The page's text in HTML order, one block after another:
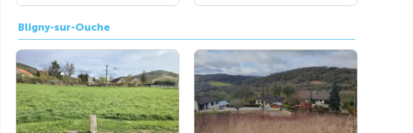
Bligny-sur-Ouche